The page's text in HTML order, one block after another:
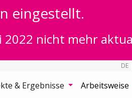
eingestellt.
2022 nicht mehr
DE
& Ergebnisse Arbeitsweise